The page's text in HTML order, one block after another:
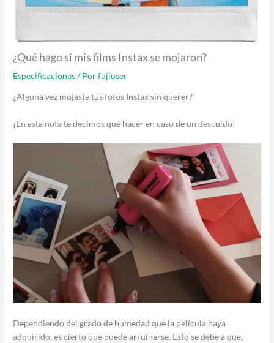
¿Qué hago si mis films Instax se mojaron?
Especificaciones/ Porfujiuser
¿Alguna vez mojaste tus fotos Instax sin querer?
¡En esta nota te decimos qué hacer en caso de un descuido!
Dependiendo del grado de humedad que la película haya
adquirido, es cierto que puede arruinarse. Esto se debe a que,